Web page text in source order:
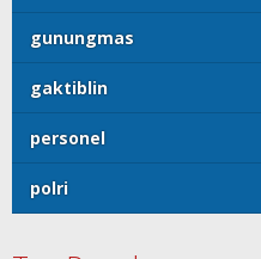
gunungmas
gaktiblin
personel
polri